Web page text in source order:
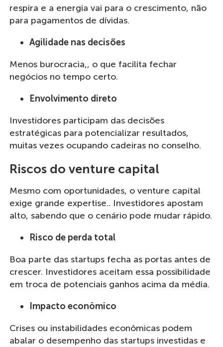
respira e a energia vai para o crescimento, não
para pagamentos de dívidas.
Agilidade nas decisões
Menos burocracia,, o que facilita fechar
negócios no tempo certo.
Envolvimento direto
Investidores participam das decisões
estratégicas para potencializar resultados,
muitas vezes ocupando cadeiras no conselho.
Riscos do venture capital
Mesmo com oportunidades, o venture capital
exige grande expertise.. Investidores apostam
alto, sabendo que o cenário pode mudar rápido.
Risco de perda total
Boa parte das startups fecha as portas antes de
crescer. Investidores aceitam essa possibilidade
em troca de potenciais ganhos acima da média.
Impacto econômico
Crises ou instabilidades econômicas podem
abalar o desempenho das startups investidas e